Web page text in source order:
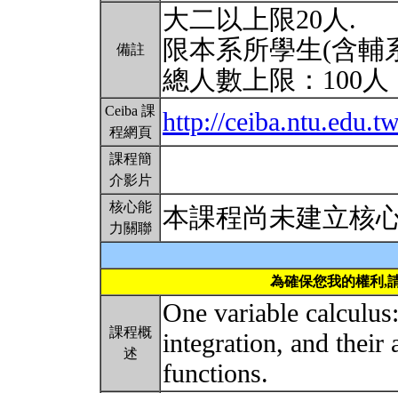
備註
大二以上限20人.
限本系所學生(含輔
總人數上限：100人
Ceiba 課
程網頁
http://
課程簡
介影片
核心能
力關聯
本課程尚未建立核
為確保您我的權利,
課程概
述
One variable
integration, and their
functions.